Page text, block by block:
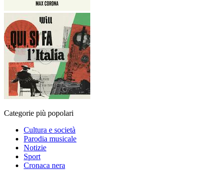
Categorie più popolari
Cultura e società
Parodia musicale
Notizie
Sport
Cronaca nera